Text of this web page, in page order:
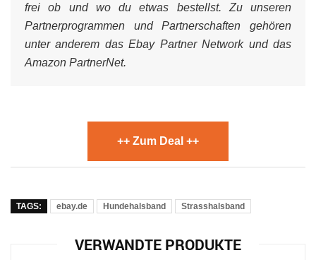
frei ob und wo du etwas bestellst. Zu unseren
Partnerprogrammen und Partnerschaften gehören
unter anderem das Ebay Partner Network und das
Amazon PartnerNet.
++ Zum Deal ++
TAGS: ebay.de Hundehalsband Strasshalsband
VERWANDTE PRODUKTE